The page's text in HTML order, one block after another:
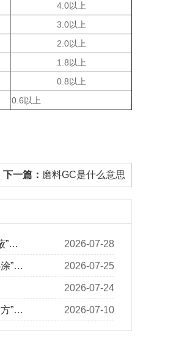
4.0以上
3.0以上
2.0以上
1.8以上
0.8以上
0.6以上
下一篇： 磨料GC是什么意思
2026-07-28
”…
2026-07-25
”…
2026-07-24
2026-07-10
”…